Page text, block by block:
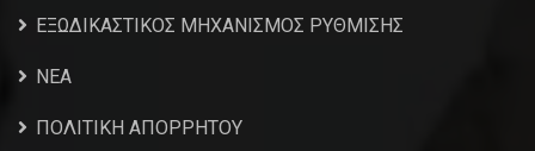
ΕΞΩΔΙΚΑΣΤΙΚΟΣ ΜΗΧΑΝΙΣΜΟΣ ΡΥΘΜΙΣΗΣ
NEA
ΠΟΛΙΤΙΚΗ ΑΠΟΡΡΗΤΟΥ